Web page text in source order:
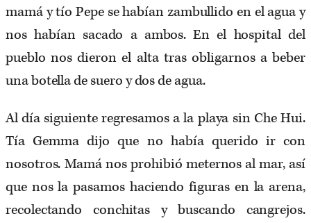
mamá y tío Pepe se habían zambullido en el agua y
nos habían sacado a ambos. En el hospital del
pueblo nos dieron el alta tras obligarnos a beber
una botella de suero y dos de agua.
Al día siguiente regresamos a la playa sin Che Hui.
Tía Gemma dijo que no había querido ir con
nosotros. Mamá nos prohibió meternos al mar, así
que nos la pasamos haciendo figuras en la arena,
recolectando conchitas y buscando cangrejos.